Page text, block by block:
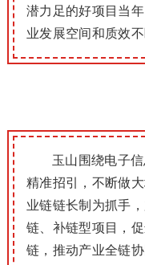
潜力足的好项目当
业发展空间和质效不
玉山围绕电子
精准招引，不断做
业链链长制为抓手
链、补链型项目，
链，推动产业全链